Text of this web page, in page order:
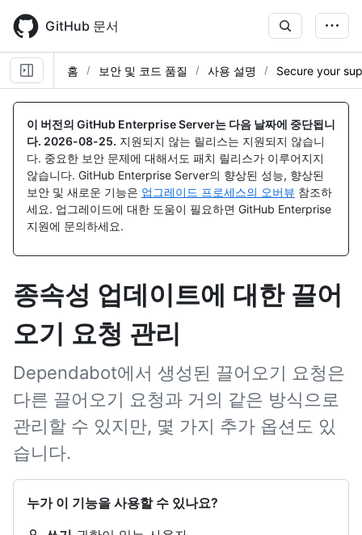
main
content
GitHub 문서
홈 보안 및 코드 품질 사용 설명 Secure your
이 버전의 GitHub Enterprise Server는 다음 날짜에 중단됩니
다. 2026-08-25. 지원되지 않는 릴리스는 지원되지 않습니
다. 중요한 보안 문제에 대해서도 패치 릴리스가 이루어지지
않습니다. GitHub Enterprise Server의 향상된 성능, 향상된
보안 및 새로운 기능은 업그레이드 프로세스의 오버뷰 참조하
세요. 업그레이드에 대한 도움이 필요하면 GitHub Enterprise
지원에 문의하세요.
종속성 업데이트에 대한 끌어
오기 요청 관리
Dependabot에서 생성된 끌어오기 요청은
다른 끌어오기 요청과 거의 같은 방식으로
관리할 수 있지만, 몇 가지 추가 옵션도 있
습니다.
누가 이 기능을 사용할 수 있나요?